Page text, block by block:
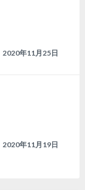
2020年11月25日
2020年11月19日